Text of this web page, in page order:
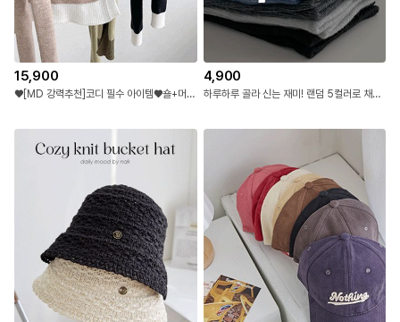
15,900
♥[MD 강력추천]코디 필수 아이템♥숄+머플러+반다나 만능 레이어드 템
4,900
하루하루 골라 신는 재미! 랜덤 5컬러로 채우는 데일리 양말